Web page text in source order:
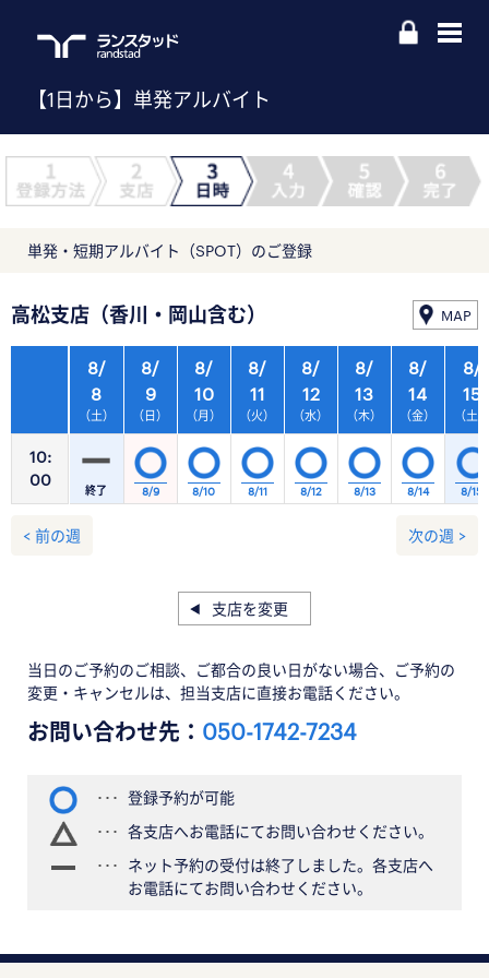
【1日から】単発アルバイト
単発・短期アルバイト（SPOT）のご登録
高松支店（香川・岡山含む） MAP
10:
00
8/
8
（土）
8/
9
（日）
8/
10
（月）
8/
11
（火）
8/
12
（水）
8/
13
（木）
8/
14
（金）
終了 8/9 8/10 8/11 8/12 8/13 8/14
8/
15
（土）
8/15
< 前の週 次の週 >
支店を変更
当日のご予約のご相談、ご都合の良い日がない場合、ご予約の
変更・キャンセルは、担当支店に直接お電話ください。
お問い合わせ先： 050-1742-7234
登録予約が可能
各支店へお電話にてお問い合わせください。
ネット予約の受付は終了しました。各支店へ
お電話にてお問い合わせください。